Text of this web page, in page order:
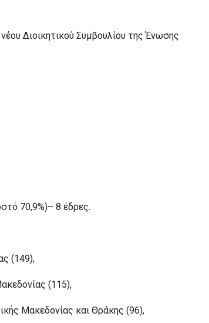
Διοικητικού Συμβουλίου της Ένωσης
70,9%)– 8 έδρες.
(149),
(115),
Μακεδονίας και Θράκης (96),